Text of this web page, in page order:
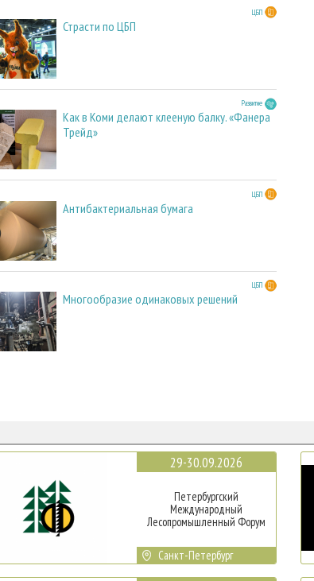
ЦБП
Страсти по ЦБП
Развитие
Как в Коми делают клееную балку. «Фанера
Трейд»
ЦБП
Антибактериальная бумага
ЦБП
Многообразие одинаковых решений
29-30.09.2026
Петербургский
Международный
Лесопромышленный Форум
Санкт-Петербург